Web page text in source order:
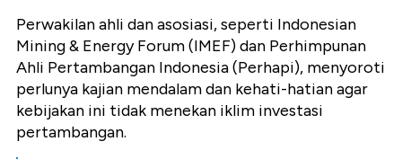
Perwakilan ahli dan asosiasi, seperti Indonesian
Mining & Energy Forum (IMEF) dan Perhimpunan
Ahli Pertambangan Indonesia (Perhapi), menyoroti
perlunya kajian mendalam dan kehati-hatian agar
kebijakan ini tidak menekan iklim investasi
pertambangan.